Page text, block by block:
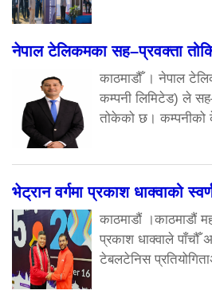
नेपाल टेलिकमका सह–प्रवक्ता
काठमाडौँ । नेपाल
कम्पनी लिमिटेड) ले
तोकेको छ। कम्पनीको
भेट्रान वर्गमा प्रकाश धाक्वाको
काठमाडौं ।काठमाडौं
प्रकाश धाक्वाले पाँचौँ
टेबलटेनिस